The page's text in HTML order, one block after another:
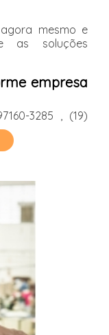
mesmo e
as soluções
empresa
3285 , (19)